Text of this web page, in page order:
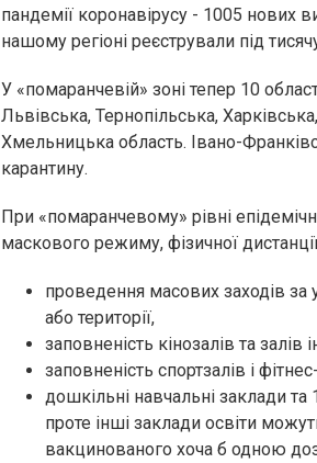
пандемії коронавірусу - 1005 нових
нашому регіоні реєстрували під
У «помаранчевій» зоні тепер 10
Львівська, Тернопільська,
Хмельницька область. Івано-
карантину.
При «помаранчевому» рівні
маскового режиму, фізичної
проведення масових заходів за
або території,
заповненість кінозалів та
заповненість спортзалів і
дошкільні навчальні заклади
проте інші заклади освіти
вакцинованого хоча б одною